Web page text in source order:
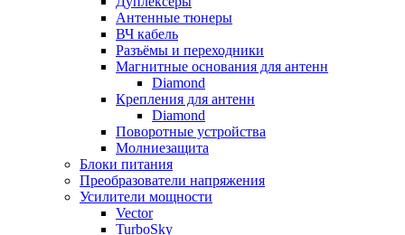
Антенные тюнеры
ВЧ кабель
Разъёмы и переходники
Магнитные основания для антенн
Diamond
Крепления для антенн
Diamond
Поворотные устройства
Молниезащита
Блоки питания
Преобразователи напряжения
Усилители мощности
Vector
TurboSky